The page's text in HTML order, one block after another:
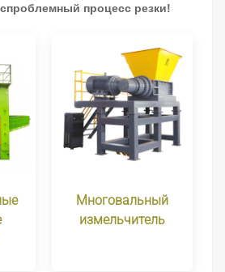
процесс резки!
Многовальный
измельчитель